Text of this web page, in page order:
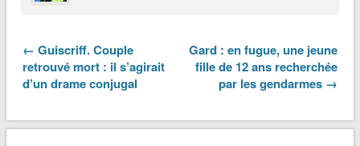
← Guiscriff. Couple
retrouvé mort : il s’agirait
d’un drame conjugal
Gard : en fugue, une jeune
fille de 12 ans recherchée
par les gendarmes →